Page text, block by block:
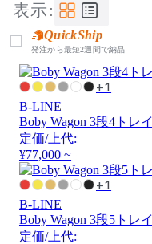
表示:
QuickShip
発注から最短2週間で納品
+1
B-LINE
Boby Wagon 3段4トレイ
定価/上代:
¥77,000 ~
+1
B-LINE
Boby Wagon 3段5トレイ
定価/上代: